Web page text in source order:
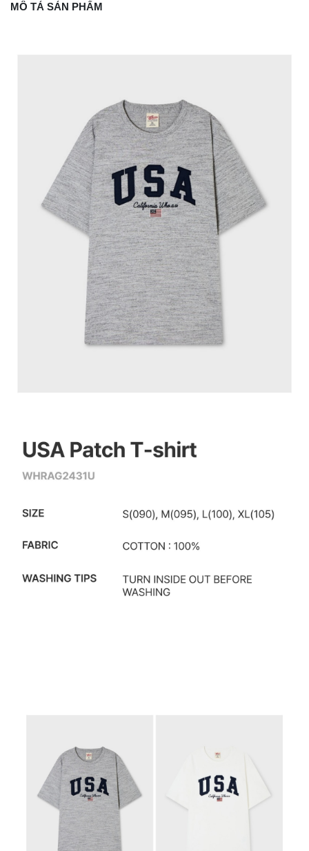
MÔ TẢ SẢN PHẨM